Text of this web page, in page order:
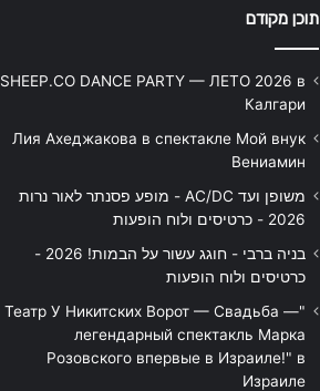
תוכן מקודם
SHEEP.CO DANCE PARTY — ЛЕТО 2026 в
Калгари
Лия Ахеджакова в спектакле Мой внук
Вениамин
משופן ועד AC/DC - מופע פסנתר לאור נרות
2026 - כרטיסים ולוח הופעות
בניה ברבי - חוגג עשור על הבמות! 2026 -
כרטיסים ולוח הופעות
"Театр У Никитских Ворот — Свадьба —
легендарный спектакль Марка
Розовского впервые в Израиле!" в
Израиле